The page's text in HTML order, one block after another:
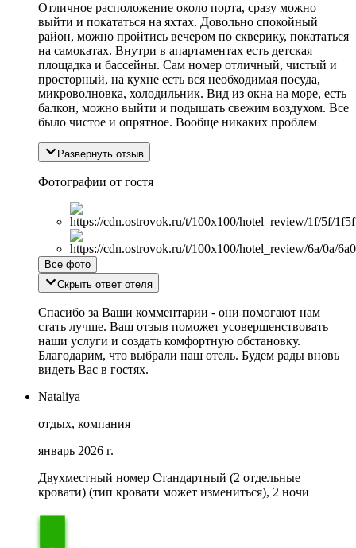
Отличное расположение около порта, сразу можно
выйти и покататься на яхтах. Довольно спокойный
район, можно пройтись вечером по скверику, покататься
на самокатах. Внутри в апартаментах есть детская
площадка и бассейны. Сам номер отличный, чистый и
просторный, на кухне есть вся необходимая посуда,
микроволновка, холодильник. Вид из окна на море, есть
балкон, можно выйти и подышать свежим воздухом. Все
было чистое и опрятное. Вообще никаких проблем
Развернуть отзыв
Фотографии от гостя
Все фото
Скрыть ответ отеля
Спасибо за Ваши комментарии - они помогают нам
стать лучше. Ваш отзыв поможет усовершенствовать
наши услуги и создать комфортную обстановку.
Благодарим, что выбрали наш отель. Будем рады вновь
видеть Вас в гостях.
Nataliya
отдых, компания
январь 2026 г.
Двухместный номер Стандартный (2 отдельные
кровати) (тип кровати может измениться), 2 ночи